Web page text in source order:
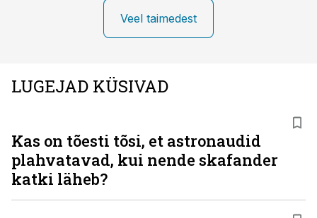
Veel taimedest
LUGEJAD KÜSIVAD
Kas on tõesti tõsi, et astronaudid
plahvatavad, kui nende skafander
katki läheb?